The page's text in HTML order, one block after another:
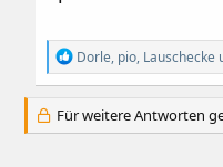
R
e
a
t
Dorle, pio, Lauschecke
Für weitere Antworten